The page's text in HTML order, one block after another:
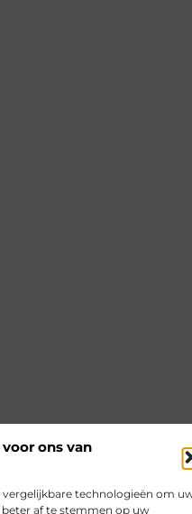
ons van
technologieën om
af te stemmen op uw